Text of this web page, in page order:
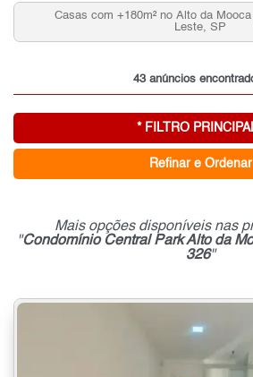
Casas com +180m² no Alto da
Leste, SP
43 anúncios
* FILTRO
Refinar e Ordenar
Mais opções disponíveis nas
"Condomínio Central Park Alto da
326"